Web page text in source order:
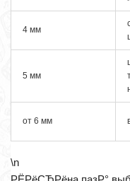
4 мм
5 мм
от 6 мм
\n